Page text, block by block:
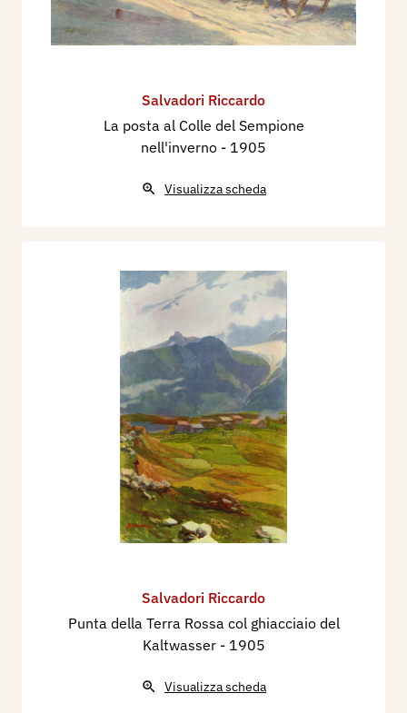
Salvadori Riccardo
La posta al Colle del Sempione
nell'inverno - 1905
Visualizza scheda
Salvadori Riccardo
Punta della Terra Rossa col ghiacciaio del
Kaltwasser - 1905
Visualizza scheda